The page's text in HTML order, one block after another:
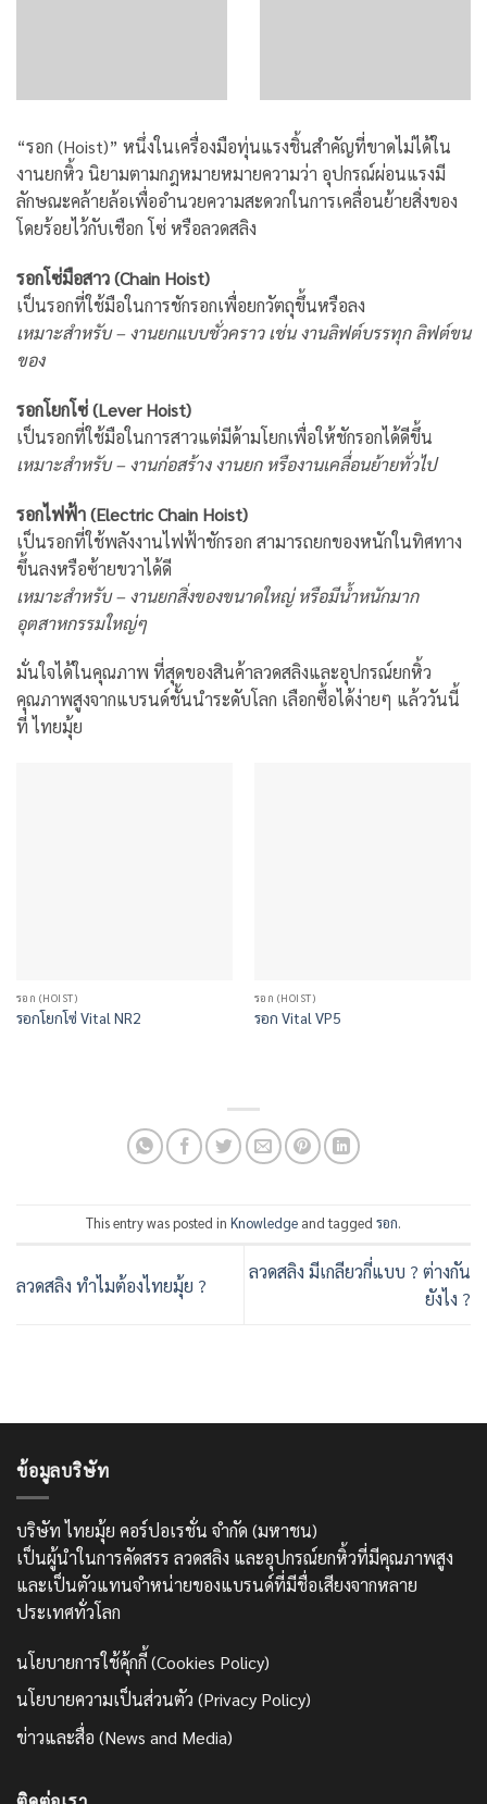
“รอก (Hoist)” หนึ่งในเครื่องมือทุ่นแรงชิ้นสำคัญที่ขาดไม่ได้ใน
งานยกหิ้ว นิยามตามกฎหมายหมายความว่า อุปกรณ์ผ่อนแรงมี
ลักษณะคล้ายล้อเพื่ออํานวยความสะดวกในการเคลื่อนย้ายสิ่งของ
โดยร้อยไว้กับเชือก โซ่ หรือลวดสลิง
รอกโซ่มือสาว (Chain Hoist)
เป็นรอกที่ใช้มือในการชักรอกเพื่อยกวัตถุขึ้นหรือลง
เหมาะสำหรับ – งานยกแบบชั่วคราว เช่น งานลิฟต์บรรทุก ลิฟต์ขน
ของ
รอกโยกโซ่ (Lever Hoist)
เป็นรอกที่ใช้มือในการสาวแต่มีด้ามโยกเพื่อให้ชักรอกได้ดีขึ้น
เหมาะสำหรับ – งานก่อสร้าง งานยก หรืองานเคลื่อนย้ายทั่วไป
รอกไฟฟ้า (Electric Chain Hoist)
เป็นรอกที่ใช้พลังงานไฟฟ้าชักรอก สามารถยกของหนักในทิศทาง
ขึ้นลงหรือซ้ายขวาได้ดี
เหมาะสำหรับ – งานยกสิ่งของขนาดใหญ่ หรือมีน้ำหนักมาก
อุตสาหกรรมใหญ่ๆ
มั่นใจได้ในคุณภาพ ที่สุดของสินค้าลวดสลิงและอุปกรณ์ยกหิ้ว
คุณภาพสูงจากแบรนด์ชั้นนำระดับโลก เลือกซื้อได้ง่ายๆ แล้ววันนี้
ที่ ไทยมุ้ย
รอก (HOIST)
รอกโยกโซ่ Vital NR2
รอก (HOIST)
รอก Vital VP5
This entry was posted in Knowledge and tagged รอก.
ลวดสลิง ทำไมต้องไทยมุ้ย ?
ลวดสลิง มีเกลียวกี่แบบ ? ต่างกัน
ยังไง ?
ข้อมูลบริษัท
บริษัท ไทยมุ้ย คอร์ปอเรชั่น จำกัด (มหาชน)
เป็นผู้นำในการคัดสรร ลวดสลิง และอุปกรณ์ยกหิ้วที่มีคุณภาพสูง
และเป็นตัวแทนจำหน่ายของแบรนด์ที่มีชื่อเสียงจากหลาย
ประเทศทั่วโลก
นโยบายการใช้คุ้กกี้ (Cookies Policy)
นโยบายความเป็นส่วนตัว (Privacy Policy)
ข่าวและสื่อ (News and Media)